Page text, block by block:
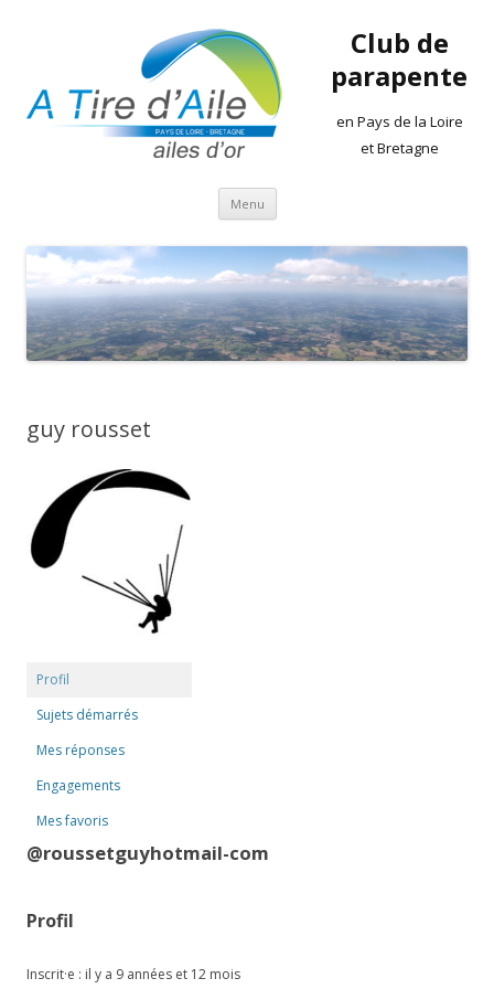
Club de
parapente
en Pays de la Loire
et Bretagne
Menu Aller
contenu
guy rousset
Profil
Sujets démarrés
Mes réponses
Engagements
Mes favoris
@roussetguyhotmail-com
Profil
Inscrit·e : il y a 9 années et 12 mois